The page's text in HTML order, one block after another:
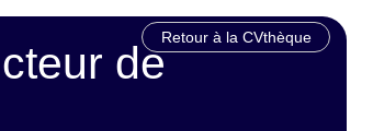
Retour à la CVthèque
de